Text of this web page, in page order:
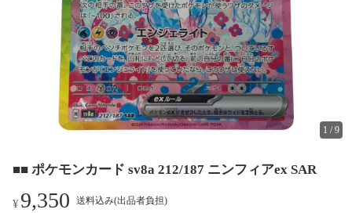
1 /9
■■ ポケモンカード sv8a 212/187 ニンフィアex SAR
¥9,350 送料込み(出品者負担)